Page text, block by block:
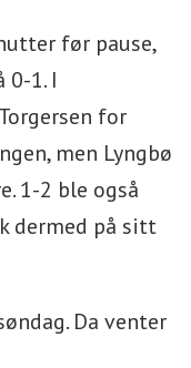
før pause,
0-1. I
for
men Lyngbø
1-2 ble også
dermed på sitt
Da venter